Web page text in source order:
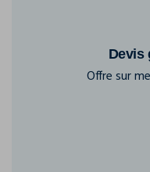
Devis
Offre sur